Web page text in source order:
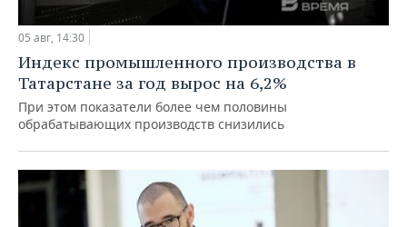
05 авг, 14:30
Индекс промышленного производства в
Татарстане за год вырос на 6,2%
При этом показатели более чем половины
обрабатывающих производств снизились